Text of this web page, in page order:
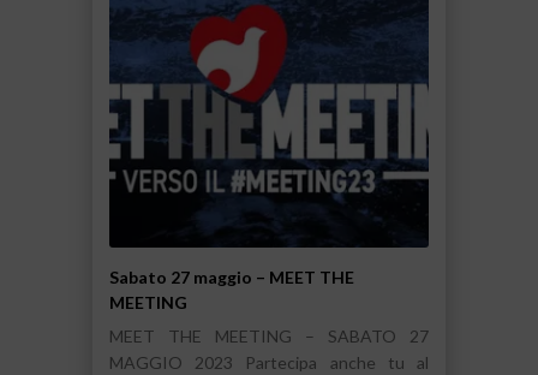
Sabato 27 maggio – MEET THE
MEETING
MEET THE MEETING – SABATO 27
MAGGIO 2023 Partecipa anche tu al